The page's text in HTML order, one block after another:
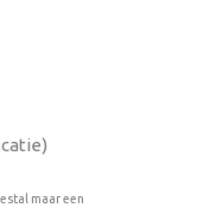
maar een